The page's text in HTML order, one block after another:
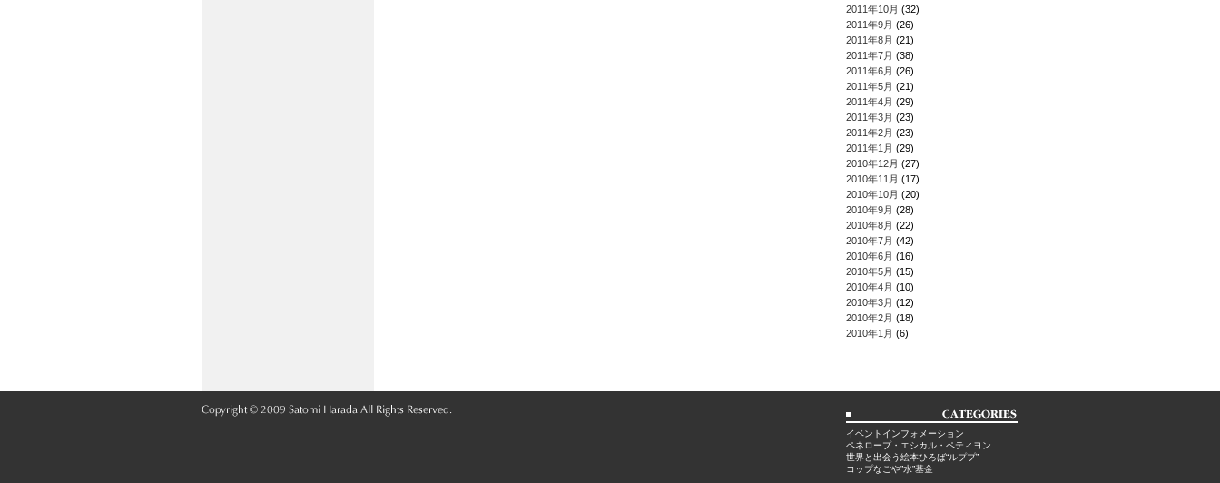
2011年10月 (32)
2011年9月 (26)
2011年8月 (21)
2011年7月 (38)
2011年6月 (26)
2011年5月 (21)
2011年4月 (29)
2011年3月 (23)
2011年2月 (23)
2011年1月 (29)
2010年12月 (27)
2010年11月 (17)
2010年10月 (20)
2010年9月 (28)
2010年8月 (22)
2010年7月 (42)
2010年6月 (16)
2010年5月 (15)
2010年4月 (10)
2010年3月 (12)
2010年2月 (18)
2010年1月 (6)
イベントインフォメーション
ペネロープ・エシカル・ペティヨン
世界と出会う絵本ひろば“ルププ”
コップなごや”水”基金